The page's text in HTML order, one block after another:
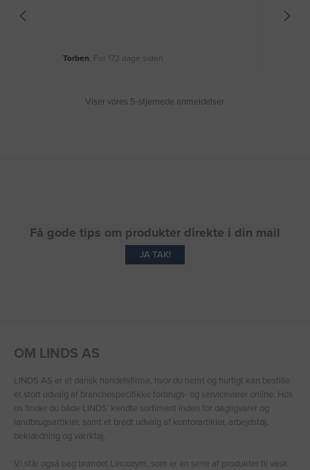
Torben , For 172 dage siden
Viser vores 5-stjernede anmeldelser.
Få gode tips om produkter direkte i din mail
JA TAK!
OM LINDS AS
LINDS AS er et dansk handelsfirma, hvor du nemt og hurtigt kan bestille
et stort udvalg af branchespecifikke forbrugs- og servicevarer online. Hos
os finder du både LINDS′ kendte sortiment inden for dagligvarer og
landbrugsartikler, samt et bredt udvalg af kontorartikler, arbejdstøj,
beklædning og værktøj.
Vi står også bag brandet Lincozym, som er en serie af produkter til vask